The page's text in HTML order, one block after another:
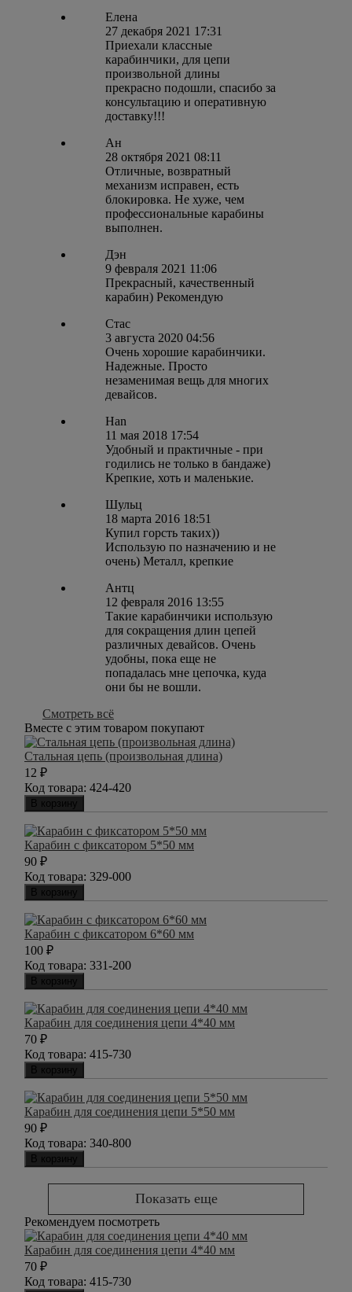
Елена
27 декабря 2021 17:31
Приехали классные
карабинчики, для цепи
произвольной длины
прекрасно подошли, спасибо за
консультацию и оперативную
доставку!!!
Ан
28 октября 2021 08:11
Отличные, возвратный
механизм исправен, есть
блокировка. Не хуже, чем
профессиональные карабины
выполнен.
Дэн
9 февраля 2021 11:06
Прекрасный, качественный
карабин) Рекомендую
Стас
3 августа 2020 04:56
Очень хорошие карабинчики.
Надежные. Просто
незаменимая вещь для многих
девайсов.
Han
11 мая 2018 17:54
Удобный и практичные - при
годились не только в бандаже)
Крепкие, хоть и маленькие.
Шульц
18 марта 2016 18:51
Купил горсть таких))
Использую по назначению и не
очень) Металл, крепкие
Антц
12 февраля 2016 13:55
Такие карабинчики использую
для сокращения длин цепей
различных девайсов. Очень
удобны, пока еще не
попадалась мне цепочка, куда
они бы не вошли.
Смотреть всё
Вместе с этим товаром покупают
Стальная цепь (произвольная длина)
12 ₽
Код товара: 424-420
В корзину
Карабин с фиксатором 5*50 мм
90 ₽
Код товара: 329-000
В корзину
Карабин с фиксатором 6*60 мм
100 ₽
Код товара: 331-200
В корзину
Карабин для соединения цепи 4*40 мм
70 ₽
Код товара: 415-730
В корзину
Карабин для соединения цепи 5*50 мм
90 ₽
Код товара: 340-800
В корзину
Показать еще
Рекомендуем посмотреть
Карабин для соединения цепи 4*40 мм
70 ₽
Код товара: 415-730